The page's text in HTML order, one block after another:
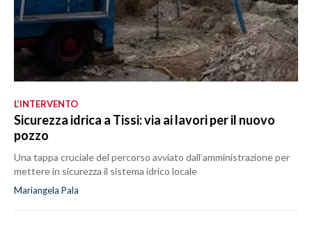
L’INTERVENTO
Sicurezza idrica a Tissi: via ai lavori per il nuovo
pozzo
Una tappa cruciale del percorso avviato dall’amministrazione per
mettere in sicurezza il sistema idrico locale
Mariangela Pala